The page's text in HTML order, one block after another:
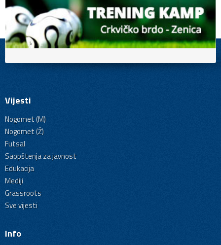
Vijesti
Nogomet (M)
Nogomet (Ž)
Futsal
Saopštenja za javnost
Edukacija
Mediji
Grassroots
Sve vijesti
Info